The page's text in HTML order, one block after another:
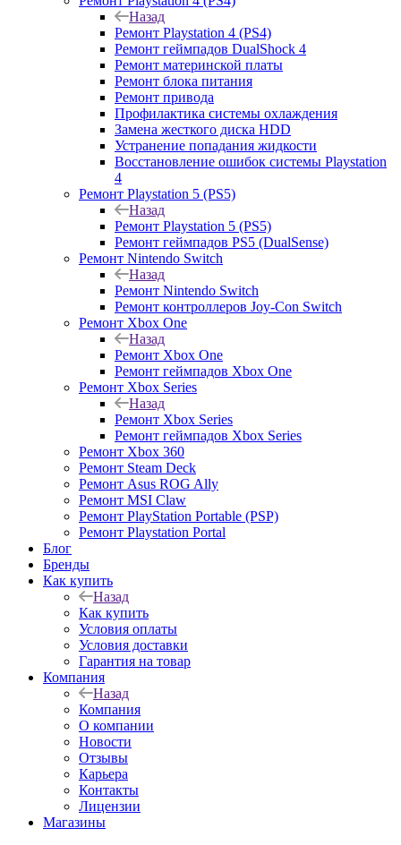
Назад
Ремонт Playstation 4 (PS4)
Ремонт геймпадов DualShock 4
Ремонт материнской платы
Ремонт блока питания
Ремонт привода
Профилактика системы охлаждения
Замена жесткого диска HDD
Устранение попадания жидкости
Восстановление ошибок системы Playstation
4
Ремонт Playstation 5 (PS5)
Назад
Ремонт Playstation 5 (PS5)
Ремонт геймпадов PS5 (DualSense)
Ремонт Nintendo Switch
Назад
Ремонт Nintendo Switch
Ремонт контроллеров Joy-Con Switch
Ремонт Xbox One
Назад
Ремонт Xbox One
Ремонт геймпадов Xbox One
Ремонт Xbox Series
Назад
Ремонт Xbox Series
Ремонт геймпадов Xbox Series
Ремонт Xbox 360
Ремонт Steam Deck
Ремонт Asus ROG Ally
Ремонт MSI Claw
Ремонт PlayStation Portable (PSP)
Ремонт Playstation Portal
Блог
Бренды
Как купить
Назад
Как купить
Условия оплаты
Условия доставки
Гарантия на товар
Компания
Назад
Компания
О компании
Новости
Отзывы
Карьера
Контакты
Лицензии
Магазины